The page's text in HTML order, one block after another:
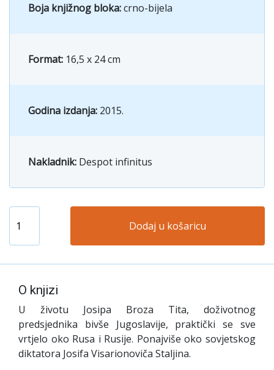
Boja knjižnog bloka:crno-bijela
Format: 16,5 x 24 cm
Godina izdanja: 2015.
Nakladnik: Despot infinitus
Dodaj u košaricu
O knjizi
U životu Josipa Broza Tita, doživotnog
predsjednika bivše Jugoslavije, praktički se sve
vrtjelo oko Rusa i Rusije. Ponajviše oko sovjetskog
diktatora Josifa Visarionoviča Staljina.